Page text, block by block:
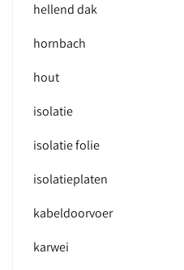
hellend dak
hornbach
hout
isolatie
isolatie folie
isolatieplaten
kabeldoorvoer
karwei